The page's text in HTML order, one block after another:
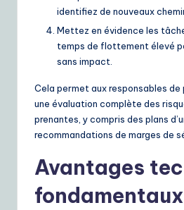
identifiez de nouveaux
Mettez en évidence les
temps de flottement élevé
sans impact.
Cela permet aux responsables
une évaluation complète des
prenantes, y compris des plans
recommandations de marges de
Avantages